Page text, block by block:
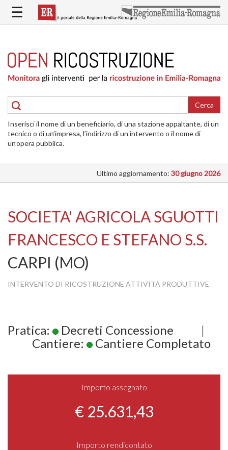
contenuto
RICOSTRUZIONE
PUBBLICA
DELLE
ABITAZIONI
RICOSTRUZIONE
ATTIVITÀ
INTERVENTI
SI
☰
Cerca
Inserisci il nome di un beneficiario, di una stazione appaltante, di un
tecnico o di un’impresa, l’indirizzo di un intervento o il nome di
un’opera pubblica.
Ultimo aggiornamento: 30 giugno 2026
SOCIETA' AGRICOLA SGUOTTI
FRANCESCO E STEFANO S.S.
CARPI (MO)
INTERVENTO DI RICOSTRUZIONE ATTIVITÀ PRODUTTIVE
Pratica: Decreti Concessione
|
Cantiere:
Cantiere Completato
Importo assegnato
€ 25.631,43
Importo rendicontato